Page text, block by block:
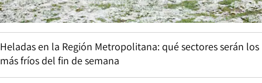
Heladas en la Región Metropolitana: qué sectores serán los
más fríos del fin de semana